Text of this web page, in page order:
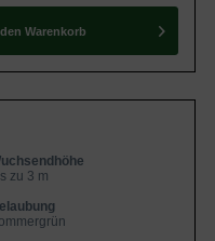
einen
Eibisch reagiert
’Coelestis‘ den
Warenkorb
zu 3 m